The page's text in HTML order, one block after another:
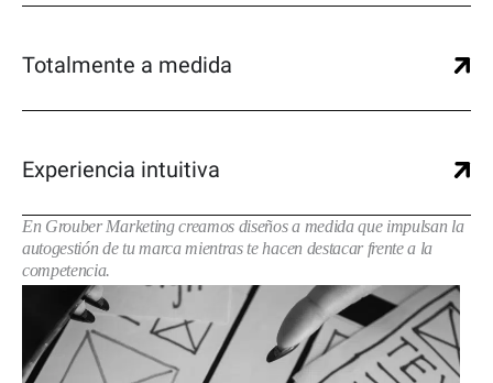
Totalmente a medida
Experiencia intuitiva
En Grouber Marketing creamos diseños a medida que impulsan la
autogestión de tu marca mientras te hacen destacar frente a la
competencia.